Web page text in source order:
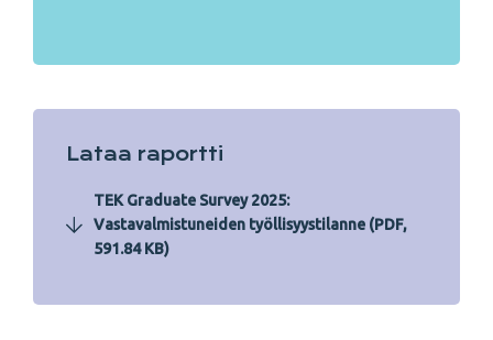
Lataa raportti
TEK Graduate Survey 2025:
Vastavalmistuneiden työllisyystilanne (PDF,
591.84 KB)